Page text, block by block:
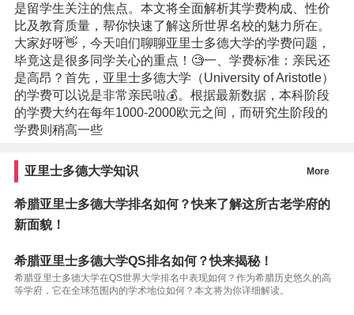
是留学生关注的焦点。本文将全面解析其学费构成、性价
比及教育质量，帮你快速了解这所世界名校的魅力所在。
大家好呀👋，今天咱们聊聊亚里士多德大学的学费问题，
毕竟这是很多同学关心的重点！🧐一、学费标准：亲民还
是高昂？首先，亚里士多德大学（University of Aristotle）
的学费可以说是非常亲民啦💰。根据最新数据，本科阶段
的学费大约在每年1000-2000欧元之间，而研究生阶段的
学费则稍高一些
亚里士多德大学知识 More
希腊亚里士多德大学排名如何？快来了解这所古老学府的
新面貌！
希腊亚里士多德大学QS排名如何？快来揭秘！
希腊亚里士多德大学在QS世界大学排名中表现如何？作为希腊历史悠久的高
等学府，它在全球范围内的学术地位如何？本文将为你详细解读。